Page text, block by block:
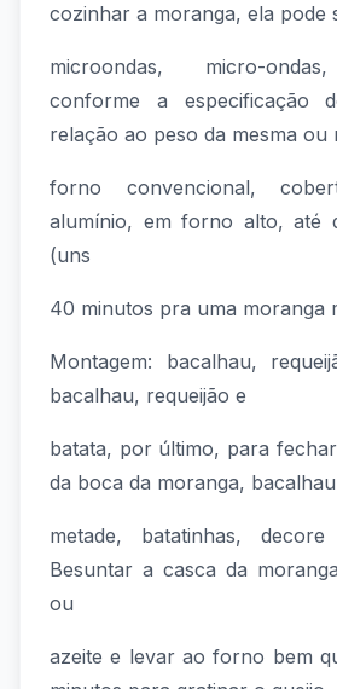
cozinhar a moranga, ela pode
microondas, micro-
conforme a especificação
relação ao peso da mesma ou
forno convencional,
alumínio, em forno alto, até
(uns
40 minutos pra uma moranga
Montagem: bacalhau,
bacalhau, requeijão e
batata, por último, para
da boca da moranga,
metade, batatinhas,
Besuntar a casca da
ou
azeite e levar ao forno bem